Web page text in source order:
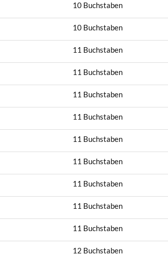
10 Buchstaben
10 Buchstaben
11 Buchstaben
11 Buchstaben
11 Buchstaben
11 Buchstaben
11 Buchstaben
11 Buchstaben
11 Buchstaben
11 Buchstaben
11 Buchstaben
12 Buchstaben